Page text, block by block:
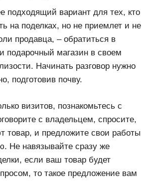
подходящий вариант для тех, кто
на поделках, но не приемлет и не
продавца, – обратиться в
подарочный магазин в своем
Начинать разговор нужно
подготовив почву.
визитов, познакомьтесь с
с владельцем, спросите,
товар, и предложите свои работы
Не навязывайте сразу же
если ваш товар будет
то такое предложение вам